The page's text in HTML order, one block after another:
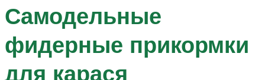
Самодельные
фидерные прикормки
для карася